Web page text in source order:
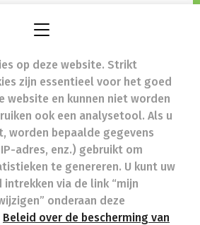
- Ondernemingsnummer (BTW
(BE)0452491241
Apotheker werkzaam in België
Algemene Pharmaceutische
FAGG 713007
van de Orde der Apothekers,
Jasparlaan 94 1060 Brussel
van de farmaceutische plichtenleer
terugbetaalde zorg
op deze website. Strikt
zijn essentieel voor het goed
website en kunnen niet worden
ook een analysetool. Als u
worden bepaalde gegevens
adres, enz.) gebruikt om
te genereren. U kunt uw
via de link “mijn
onderaan deze
Beleid over de bescherming van